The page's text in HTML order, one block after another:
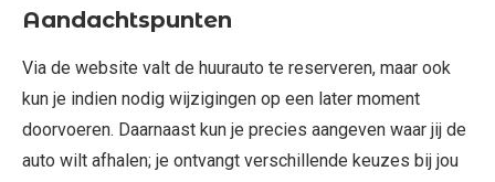
Aandachtspunten
Via de website valt de huurauto te reserveren, maar ook
kun je indien nodig wijzigingen op een later moment
doorvoeren. Daarnaast kun je precies aangeven waar jij de
auto wilt afhalen; je ontvangt verschillende keuzes bij jou